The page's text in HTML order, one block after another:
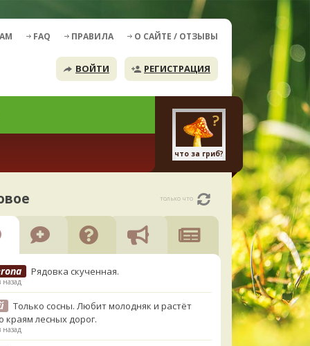
FAQ ПРАВИЛА О САЙТЕ / ОТЗЫВЫ
ВОЙТИ РЕГИСТРАЦИЯ
что за гриб?
только что
Рядовка скученная.
назад
Только сосны. Любит молодняк и растёт
краям лесных дорог.
назад